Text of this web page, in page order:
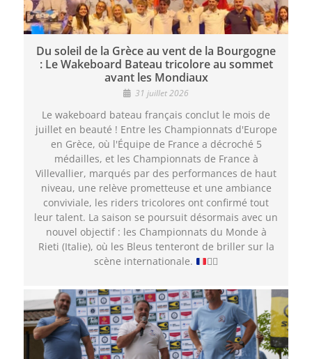
Du soleil de la Grèce au vent de la Bourgogne
: Le Wakeboard Bateau tricolore au sommet
avant les Mondiaux
31 juillet 2026
Le wakeboard bateau français conclut le mois de
juillet en beauté ! Entre les Championnats d'Europe
en Grèce, où l'Équipe de France a décroché 5
médailles, et les Championnats de France à
Villevallier, marqués par des performances de haut
niveau, une relève prometteuse et une ambiance
conviviale, les riders tricolores ont confirmé tout
leur talent. La saison se poursuit désormais avec un
nouvel objectif : les Championnats du Monde à
Rieti (Italie), où les Bleus tenteront de briller sur la
scène internationale.
🏄‍♂️